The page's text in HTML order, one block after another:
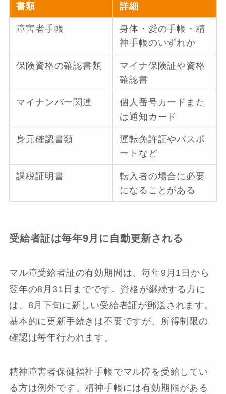
書類 詳細
障害者手帳
身体・愛の手帳・精
神手帳のいずれか
保険資格の確認書類
マイナ保険証や資格
確認書
マイナンバー関連
個人番号カードまた
は通知カード
身元確認書類
運転免許証やパスポ
ートなど
課税証明書
転入者の場合に必要
になることがある
受給者証は毎年9月に自動更新される
マル障受給者証の有効期間は、毎年9月1日から
翌年の8月31日までです。資格が継続する方に
は、8月下旬に新しい受給者証が郵送されます。
基本的に更新手続きは不要ですが、所得制限の
確認は毎年行われます。
精神障害者保健福祉手帳でマル障を受給してい
る方は例外です。精神手帳には有効期限がある